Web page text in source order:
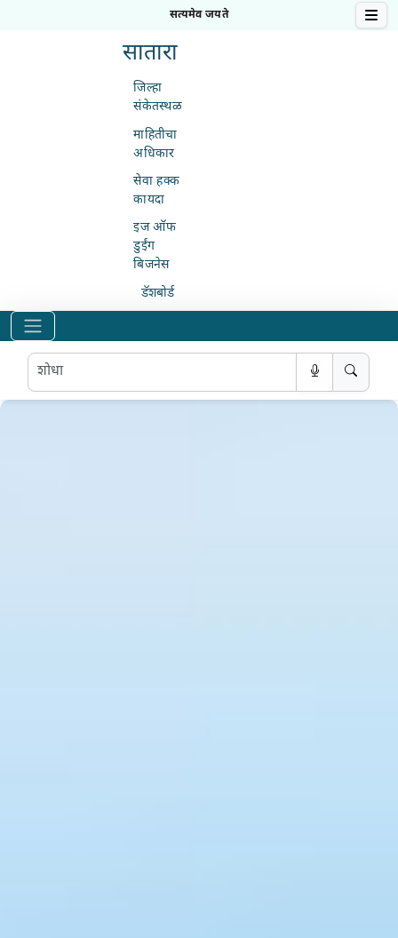
सत्यमेव जयते
सातारा
जिल्हा
संकेतस्थळ
माहितीचा
अधिकार
सेवा हक्क
कायदा
इज ऑफ
डुईंग
बिजनेस
डॅशबोर्ड
शोधा